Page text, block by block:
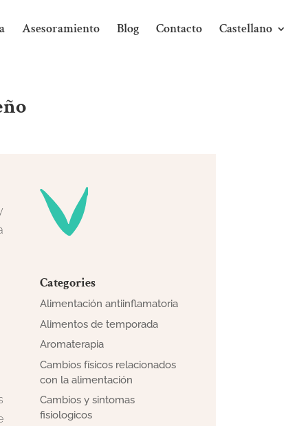
Asesoramiento Blog Contacto Castellano
Categories
Alimentación antiinflamatoria
Alimentos de temporada
Aromaterapia
Cambios físicos relacionados
con la alimentación
Cambios y sintomas
fisiologicos